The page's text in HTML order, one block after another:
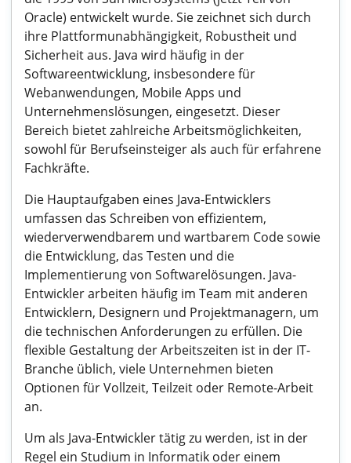
Oracle) entwickelt wurde. Sie zeichnet sich durch
ihre Plattformunabhängigkeit, Robustheit und
Sicherheit aus. Java wird häufig in der
Softwareentwicklung, insbesondere für
Webanwendungen, Mobile Apps und
Unternehmenslösungen, eingesetzt. Dieser
Bereich bietet zahlreiche Arbeitsmöglichkeiten,
sowohl für Berufseinsteiger als auch für erfahrene
Fachkräfte.
Die Hauptaufgaben eines Java-Entwicklers
umfassen das Schreiben von effizientem,
wiederverwendbarem und wartbarem Code sowie
die Entwicklung, das Testen und die
Implementierung von Softwarelösungen. Java-
Entwickler arbeiten häufig im Team mit anderen
Entwicklern, Designern und Projektmanagern, um
die technischen Anforderungen zu erfüllen. Die
flexible Gestaltung der Arbeitszeiten ist in der IT-
Branche üblich, viele Unternehmen bieten
Optionen für Vollzeit, Teilzeit oder Remote-Arbeit
an.
Um als Java-Entwickler tätig zu werden, ist in der
Regel ein Studium in Informatik oder einem